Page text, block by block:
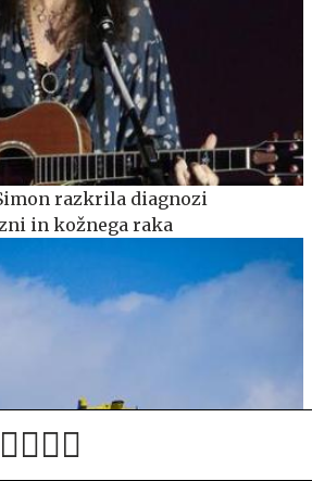
razkrila diagnozi
in kožnega raka